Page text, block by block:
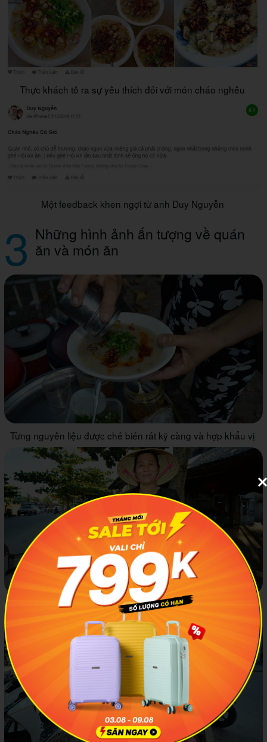
Thực khách tỏ ra sự yêu thích đối với món cháo nghêu
Một feedback khen ngợi từ anh Duy Nguyễn
3 Những hình ảnh ấn tượng về quán
ăn và món ăn
Từng nguyên liệu được chế biến rất kỹ càng và hợp khẩu vị
Cô Gió – Cô chủ của quán cháo nghêu